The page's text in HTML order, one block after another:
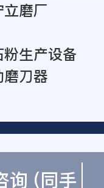
磨厂
生产设备
刀器
询 (同手